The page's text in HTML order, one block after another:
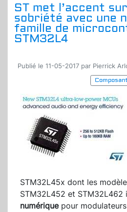
ST met l’accent
sobriété avec une
famille de
STM32L4
Publié le 11-05-2017 par Pierrick
STM32L45x dont les
STM32L452 et STM32L462
numériquepour